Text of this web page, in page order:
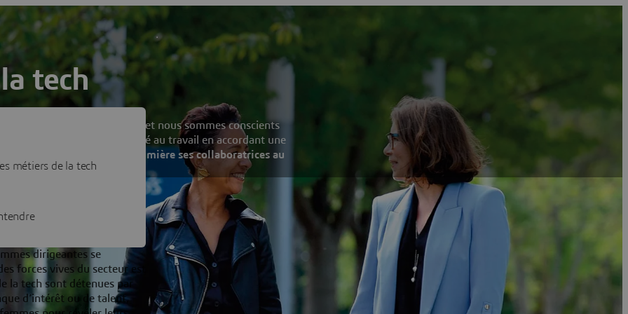
tech
issus de 135 pays, et nous sommes conscients
promouvoir la diversité au travail en accordant une
Dassault Systèmes met en lumière ses collaboratrices au
métiers de la tech
dirigeantes se
forces vives du secteur est
la tech sont détenues par
d’intérêt ou de talent,